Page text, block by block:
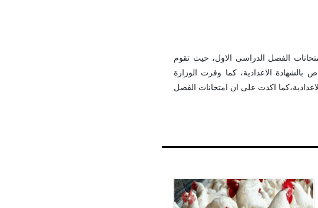
الفصل الدراسى الاول، حيث تقوم
بالشهادة الاعدادية، كما وفرت الوزارة
اكدت على ان امتحانات الفصل